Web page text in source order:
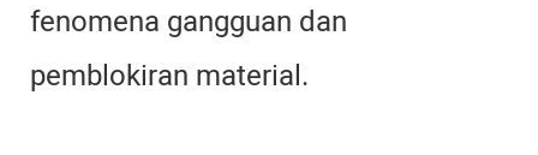
fenomena gangguan dan
pemblokiran material.